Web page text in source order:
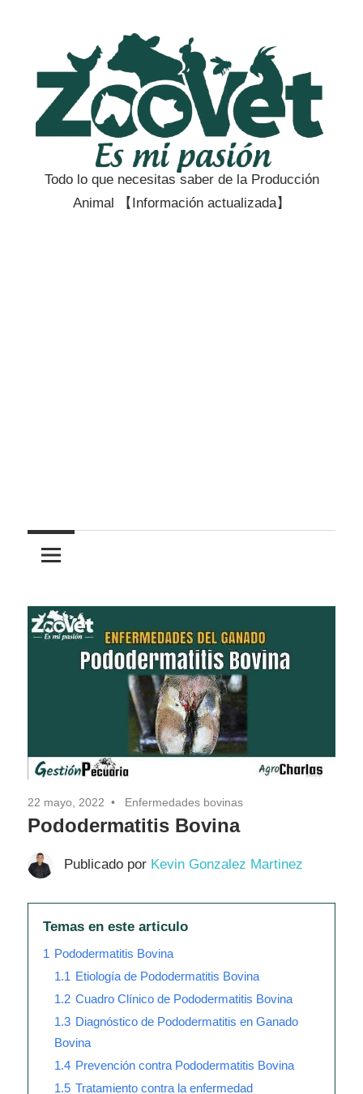
contenido
Zootecnia
Todo lo que necesitas saber de la Producción
Animal 【Información actualizada】
22 mayo, 2022 Enfermedades bovinas
Pododermatitis Bovina
Publicado por Kevin Gonzalez Martinez
Temas en este articulo
1 Pododermatitis Bovina
1.1 Etiología de Pododermatitis Bovina
1.2 Cuadro Clínico de Pododermatitis Bovina
1.3 Diagnóstico de Pododermatitis en Ganado
Bovina
1.4 Prevención contra Pododermatitis Bovina
1.5 Tratamiento contra la enfermedad